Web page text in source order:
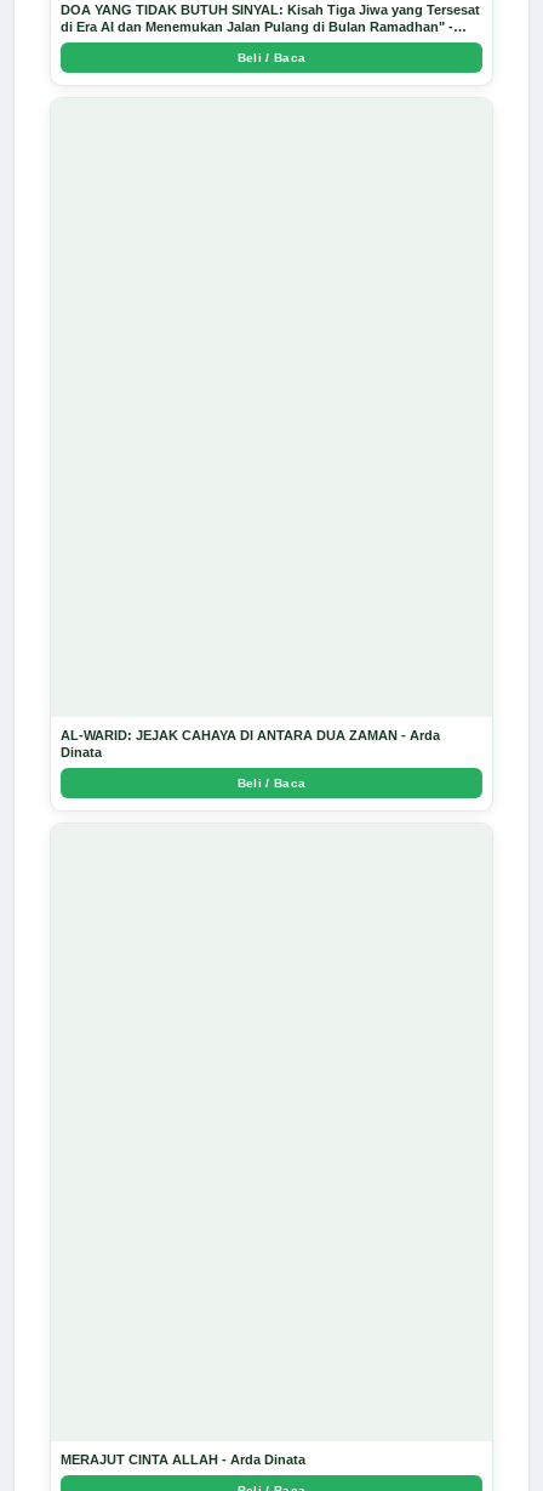
DOA YANG TIDAK BUTUH SINYAL: Kisah Tiga Jiwa yang Tersesat
di Era AI dan Menemukan Jalan Pulang di Bulan Ramadhan" -
Arda Dinata
Beli / Baca
AL-WARID: JEJAK CAHAYA DI ANTARA DUA ZAMAN - Arda
Dinata
Beli / Baca
MERAJUT CINTA ALLAH - Arda Dinata